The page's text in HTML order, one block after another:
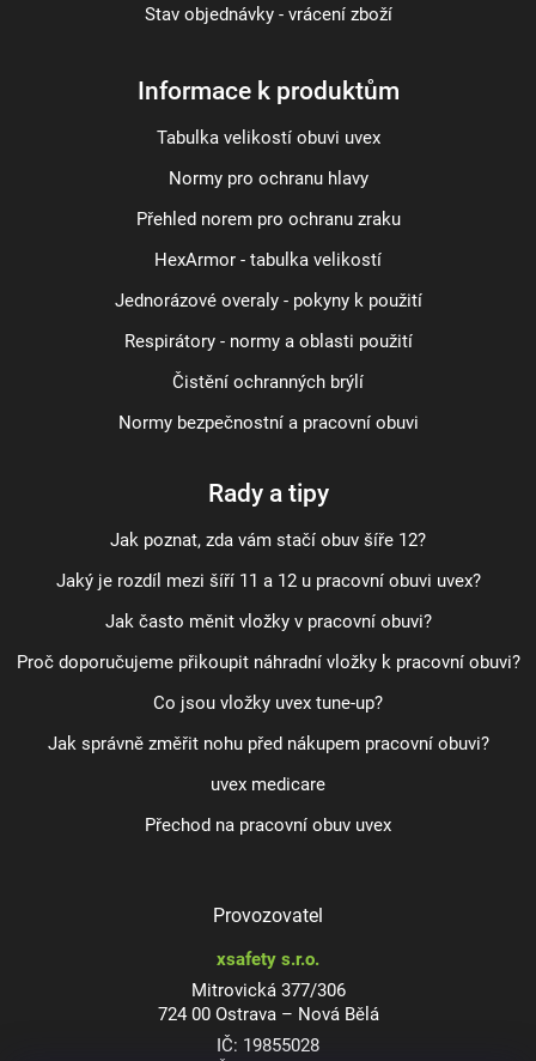
Stav objednávky - vrácení zboží
Informace k produktům
Tabulka velikostí obuvi uvex
Normy pro ochranu hlavy
Přehled norem pro ochranu zraku
HexArmor - tabulka velikostí
Jednorázové overaly - pokyny k použití
Respirátory - normy a oblasti použití
Čistění ochranných brýlí
Normy bezpečnostní a pracovní obuvi
Rady a tipy
Jak poznat, zda vám stačí obuv šíře 12?
Jaký je rozdíl mezi šíří 11 a 12 u pracovní obuvi uvex?
Jak často měnit vložky v pracovní obuvi?
Proč doporučujeme přikoupit náhradní vložky k pracovní obuvi?
Co jsou vložky uvex tune-up?
Jak správně změřit nohu před nákupem pracovní obuvi?
uvex medicare
Přechod na pracovní obuv uvex
Provozovatel
xsafety s.r.o.
Mitrovická 377/306
724 00 Ostrava – Nová Bělá
IČ: 19855028